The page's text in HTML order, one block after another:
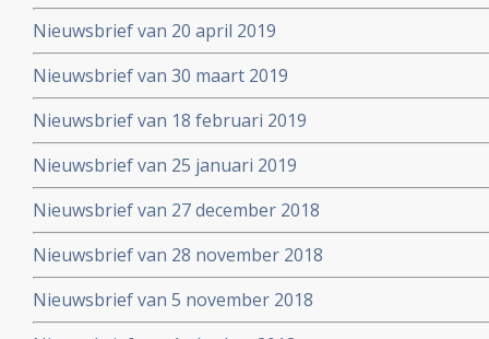
Nieuwsbrief van 20 april 2019
Nieuwsbrief van 30 maart 2019
Nieuwsbrief van 18 februari 2019
Nieuwsbrief van 25 januari 2019
Nieuwsbrief van 27 december 2018
Nieuwsbrief van 28 november 2018
Nieuwsbrief van 5 november 2018